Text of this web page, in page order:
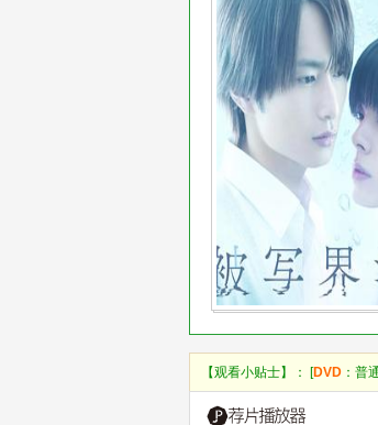
【观看小贴士】： [DVD ：普